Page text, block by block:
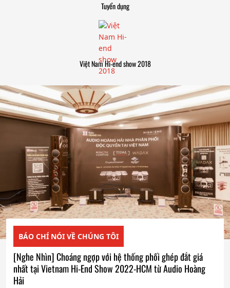
Tuyển dụng
Việt Nam Hi-end show 2018
BÁO CHÍ NÓI VỀ CHÚNG TÔI
[Nghe Nhìn] Choáng ngợp với hệ thống phối ghép đắt giá
nhất tại Vietnam Hi-End Show 2022-HCM từ Audio Hoàng
Hải